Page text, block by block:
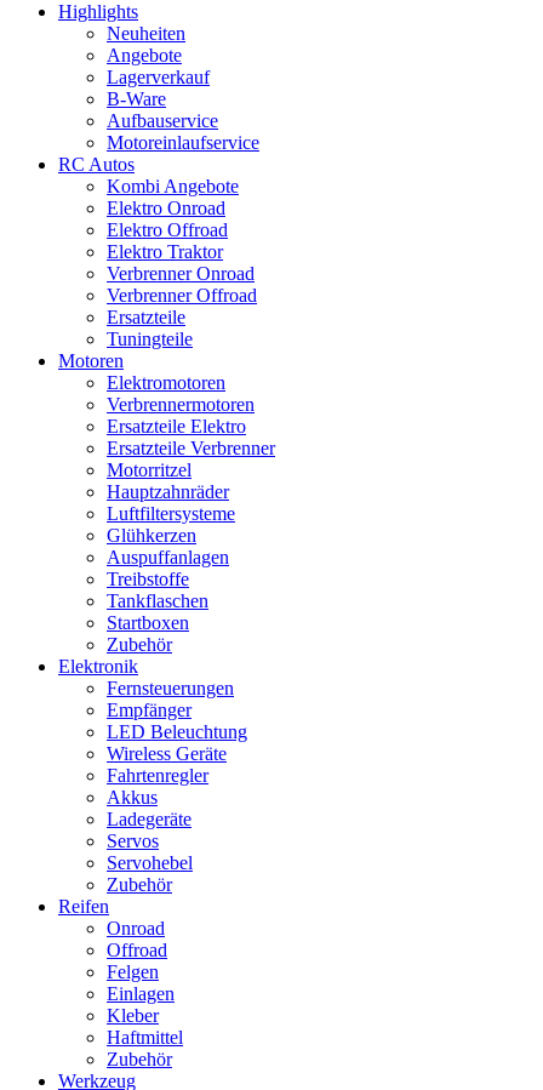
Highlights
Neuheiten
Angebote
Lagerverkauf
B-Ware
Aufbauservice
Motoreinlaufservice
RC Autos
Kombi Angebote
Elektro Onroad
Elektro Offroad
Elektro Traktor
Verbrenner Onroad
Verbrenner Offroad
Ersatzteile
Tuningteile
Motoren
Elektromotoren
Verbrennermotoren
Ersatzteile Elektro
Ersatzteile Verbrenner
Motorritzel
Hauptzahnräder
Luftfiltersysteme
Glühkerzen
Auspuffanlagen
Treibstoffe
Tankflaschen
Startboxen
Zubehör
Elektronik
Fernsteuerungen
Empfänger
LED Beleuchtung
Wireless Geräte
Fahrtenregler
Akkus
Ladegeräte
Servos
Servohebel
Zubehör
Reifen
Onroad
Offroad
Felgen
Einlagen
Kleber
Haftmittel
Zubehör
Werkzeug